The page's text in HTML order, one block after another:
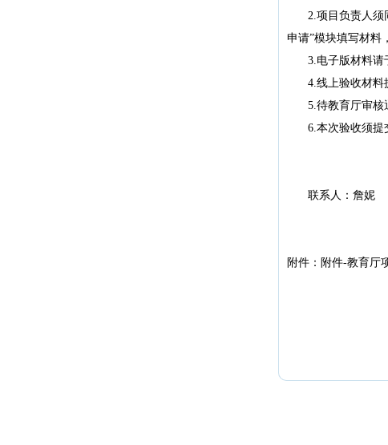
2.项目负责人须
申请”模块填写材料
3.电子版材料请
4.线上验收材料
5.待教育厅审核
6.本次验收须提
联系人：詹妮
附件： 附件-教育厅